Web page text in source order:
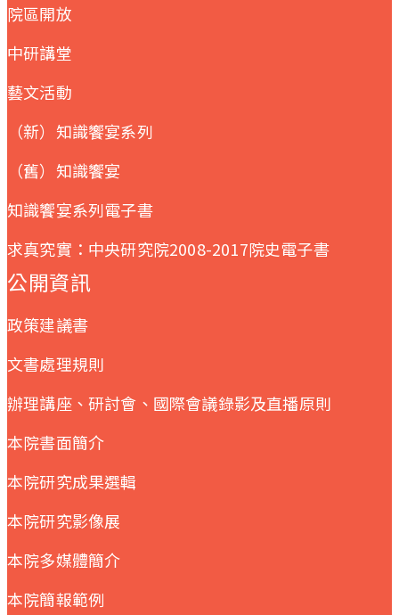
院區開放
中研講堂
藝文活動
（新）知識饗宴系列
（舊）知識饗宴
知識饗宴系列電子書
求真究實：中央研究院2008-2017院史電子書
公開資訊
政策建議書
文書處理規則
辦理講座、研討會、國際會議錄影及直播原則
本院書面簡介
本院研究成果選輯
本院研究影像展
本院多媒體簡介
本院簡報範例